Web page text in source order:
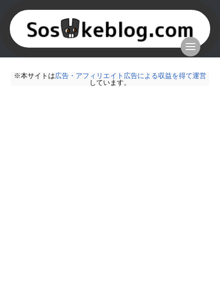
※本サイトは広告・アフィリエイト広告による収益を得て運営
しています。